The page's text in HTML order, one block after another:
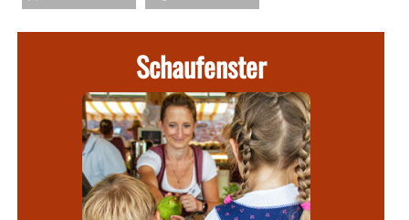
Schaufenster